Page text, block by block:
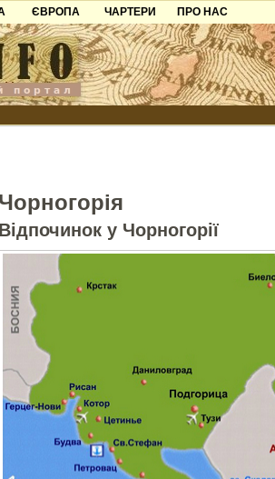
ЄВРОПА
Чорногорія
Хорватія
Болгарія
ЧАРТЕРИ
ПРО НАС
Контакти
Партнерам
Додати готель
Чорногорія
Відпочинок у Чорногорії